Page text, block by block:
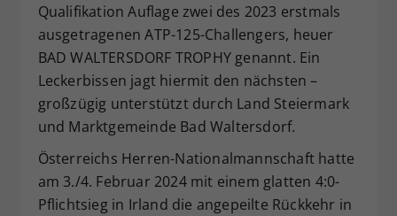
Qualifikation Auflage zwei des 2023 erstmals
ausgetragenen ATP-125-Challengers, heuer
BAD WALTERSDORF TROPHY genannt. Ein
Leckerbissen jagt hiermit den nächsten –
großzügig unterstützt durch Land Steiermark
und Marktgemeinde Bad Waltersdorf.
Österreichs Herren-Nationalmannschaft hatte
am 3./4. Februar 2024 mit einem glatten 4:0-
Pflichtsieg in Irland die angepeilte Rückkehr in